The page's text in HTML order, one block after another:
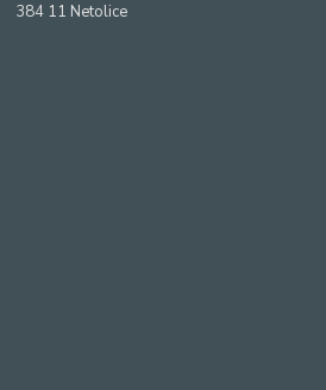
384 11 Netolice